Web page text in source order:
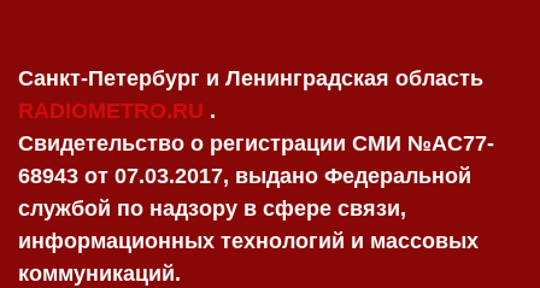
Санкт-Петербург и Ленинградская область
RADIOMETRO.RU .
Свидетельство о регистрации СМИ №AC77-
68943 от 07.03.2017, выдано Федеральной
службой по надзору в сфере связи,
информационных технологий и массовых
коммуникаций.